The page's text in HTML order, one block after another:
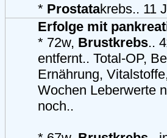
* Prostatakrebs.. 11
Erfolge mit
* 72w, Brustkrebs..
entfernt.. Total-OP,
Ernährung,
Wochen Leberwerte
noch..